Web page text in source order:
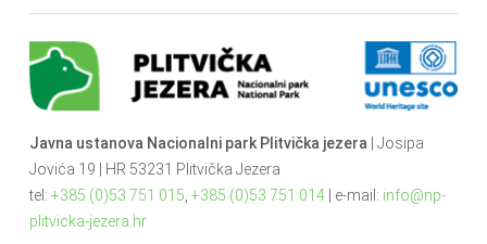
Javna ustanova Nacionalni park Plitvička jezera| Josipa
Jovića 19 | HR 53231 Plitvička Jezera
tel: +385 (0)53 751 015, +385 (0)53 751 014| e-mail: info@np-
plitvicka-jezera.hr